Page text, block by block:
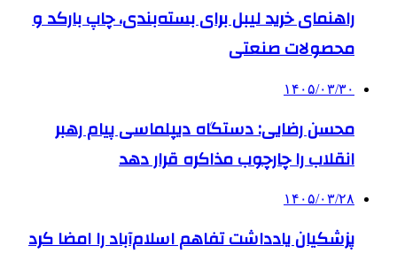
راهنمای خرید لیبل برای بسته‌بندی، چاپ بارکد و
محصولات صنعتی
۱۴۰۵/۰۳/۳۰
محسن رضایی: دستگاه دیپلماسی پیام رهبر
انقلاب را چارچوب مذاکره قرار دهد
۱۴۰۵/۰۳/۲۸
پزشکیان یادداشت تفاهم اسلام‌آباد را امضا کرد